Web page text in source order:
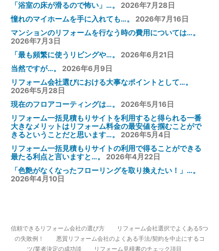
「浴室の床が滑るので怖い」…。
2026年7月28日
憧れのマイホームを手に入れても…。
2026年7月16日
マンションのリフォームを行なう時の費用については…。
2026年7月3日
「最も頻繁に使うリビングや…。
2026年6月21日
当然ですが…。
2026年6月9日
リフォーム会社選びにおける大事なポイントとして…。
2026年5月28日
現在のフロアコーティングは…。
2026年5月16日
リフォーム一括見積もりサイトを利用すると得られる一番
大きなメリットはリフォーム料金の最安値を掴むことがで
きるということだと思います…。
2026年5月4日
リフォーム一括見積もりサイトの利用で得ることができる
最たる利点と言いますと…。
2026年4月22日
「色艶がなくなったフローリングを取り換えたい！」…。
2026年4月10日
信頼できるリフォーム会社の選び方
リフォーム会社選択でよくある5つ
の失敗例！
悪質リフォーム会社のよくある手法/契約を中止にするコ
ツ/業者決定の成功談
リフォーム見積書のチェック項目